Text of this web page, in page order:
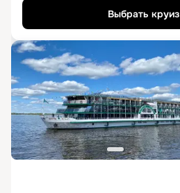
Выбрать круиз